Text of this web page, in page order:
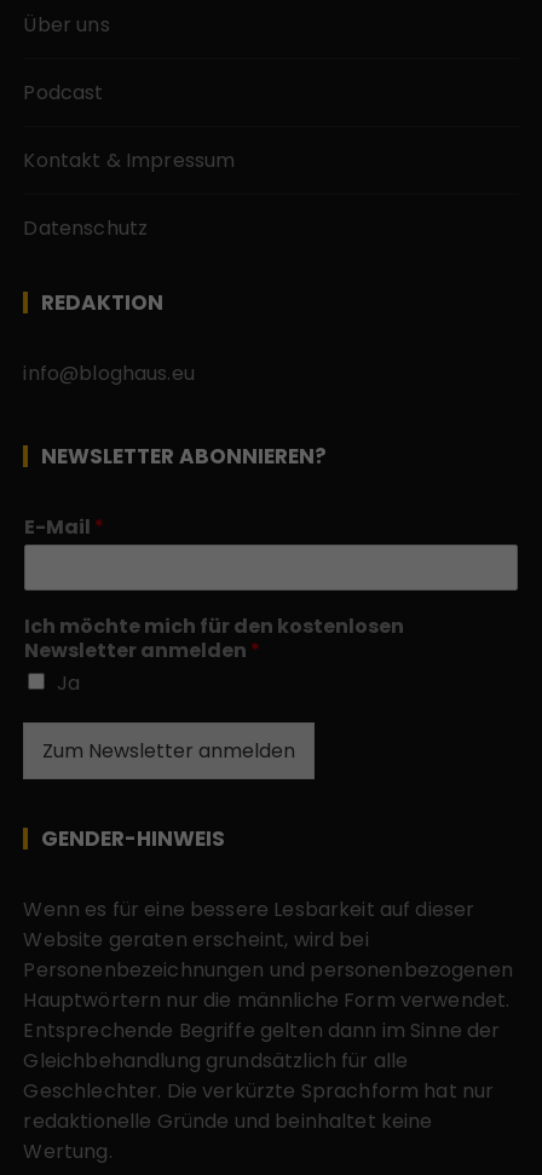
Über uns
Podcast
Kontakt & Impressum
Datenschutz
REDAKTION
info@bloghaus.eu
NEWSLETTER ABONNIEREN?
E-Mail *
Ich möchte mich für den kostenlosen
Newsletter anmelden *
Ja
Zum Newsletter anmelden
GENDER-HINWEIS
Wenn es für eine bessere Lesbarkeit auf dieser
Website geraten erscheint, wird bei
Personenbezeichnungen und personenbezogenen
Hauptwörtern nur die männliche Form verwendet.
Entsprechende Begriffe gelten dann im Sinne der
Gleichbehandlung grundsätzlich für alle
Geschlechter. Die verkürzte Sprachform hat nur
redaktionelle Gründe und beinhaltet keine
Wertung.